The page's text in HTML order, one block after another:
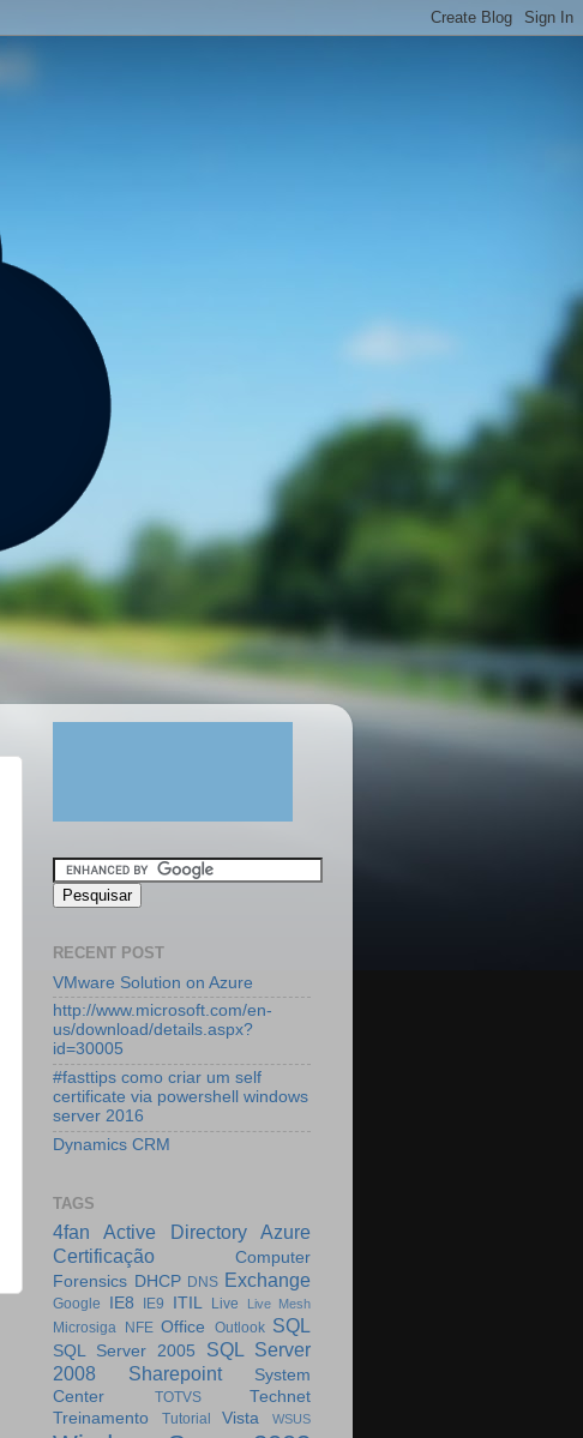
RECENT POST
VMware Solution on Azure
http://www.microsoft.com/en-
us/download/details.aspx?
id=30005
#fasttips como criar um self
certificate via powershell windows
server 2016
Dynamics CRM
TAGS
4fan Active Directory
Azure
Certificação
Computer
Forensics DHCP DNS Exchange
Google IE8 IE9 ITIL Live Live Mesh
Microsiga NFE Office Outlook SQL
SQL Server 2005
SQL Server
2008
Sharepoint
System
Center
TOTVS
Technet
Treinamento
Tutorial Vista WSUS